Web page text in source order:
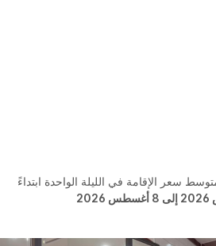
سعر الإقامة في الليلة الواحدة ابتداءً